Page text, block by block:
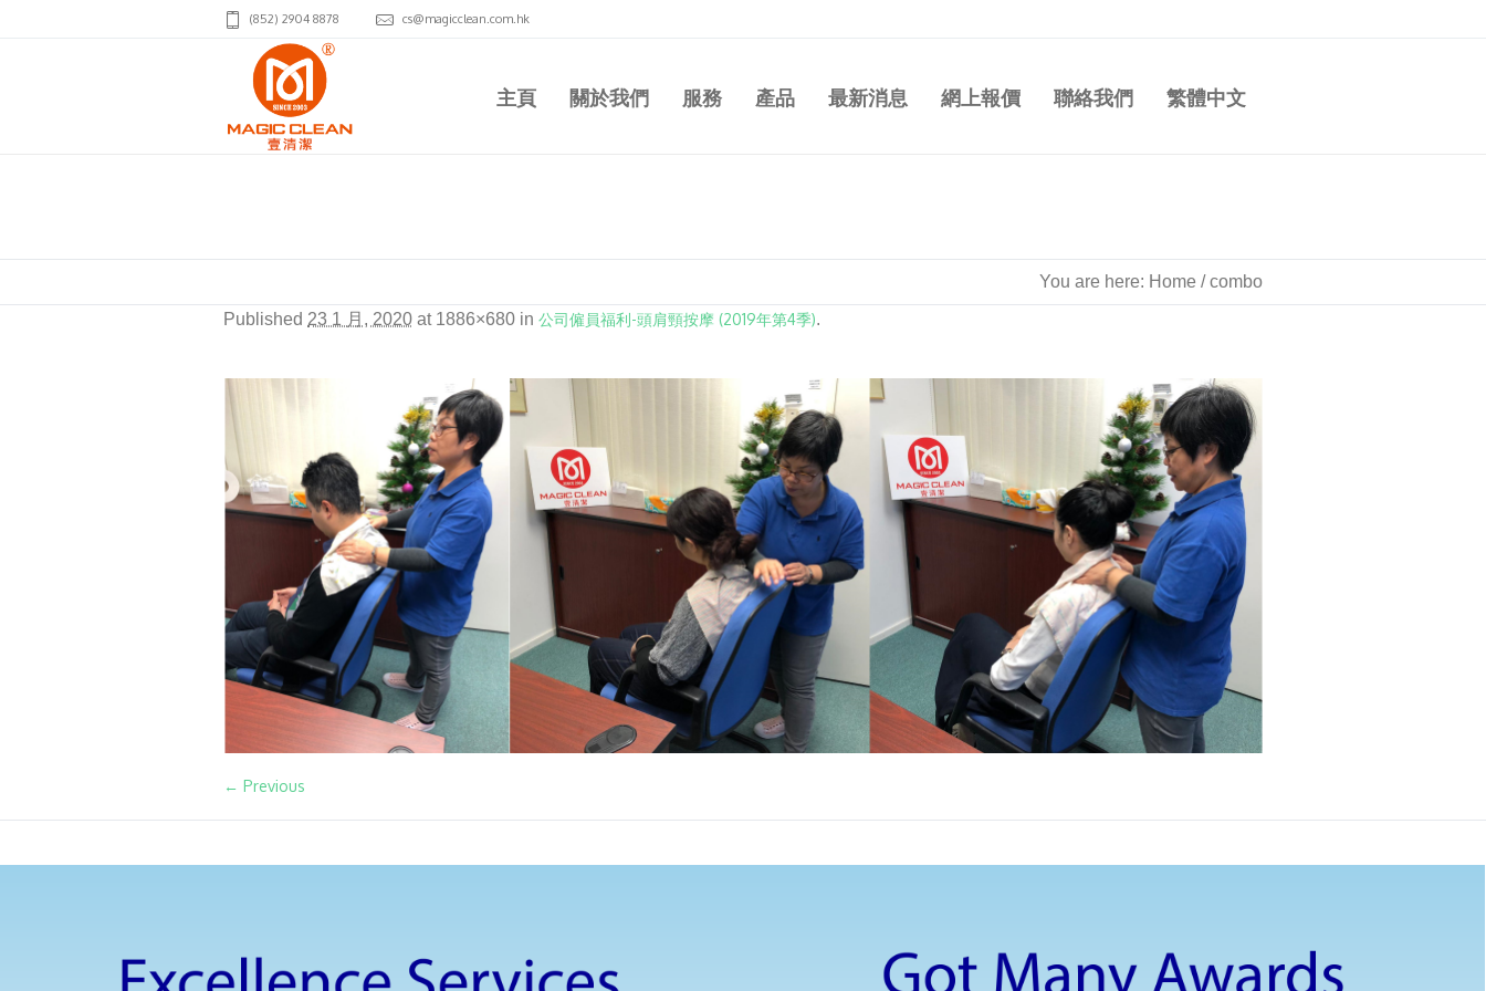
(852) 2904 8878 cs@magicclean.com.hk
主頁 關於我們 服務 產品 最新消息 網上報價 聯絡我們 繁體中文
You are here: Home /combo
Published 23 1 月, 2020 at 1886×680 in 公司僱員福利-頭肩頸按摩 (2019年第4季).
← Previous